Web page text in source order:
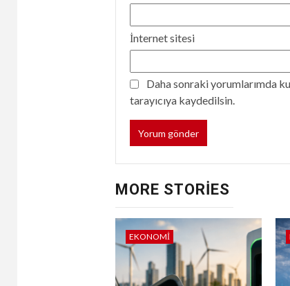
İnternet sitesi
Daha sonraki yorumlarımda
tarayıcıya kaydedilsin.
MORE STORIES
EKONOMI